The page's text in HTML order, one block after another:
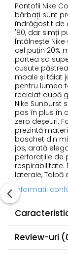
Pantofii Nike
bărbați sunt
îndrăgostit de
'80, dar simți
Întâlnește
cel puțin 20%
partea sa
cusute
moale și tăiat
pentru lumea
reciclat după
Nike Sunburst
pas în plus în
zero deșeuri.
prezintă
baschet din
jos, arată
perforațiile de
respirabilitate.
laterale, Talpă
Informatii
Review-uri